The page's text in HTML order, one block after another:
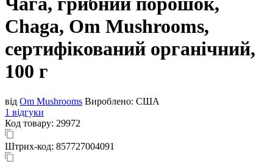
Chaga, Om Mushrooms,
сертифікований органічний,
100 г
від Om Mushrooms Вироблено: США
1 відгуки
Код товару: 29972
Штрих-код: 857727004091